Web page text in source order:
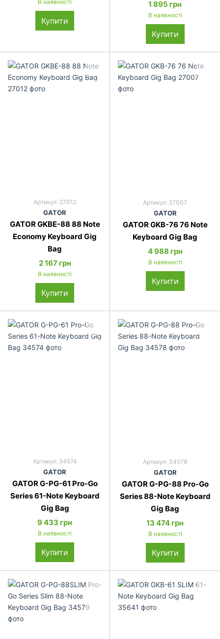
В наявності
Купити
1 895 грн
В наявності
Купити
Артикул: 27012
GATOR
GATOR GKBE-88 88 Note
Economy Keyboard Gig
Bag
2 167 грн
В наявності
Купити
Артикул: 27007
GATOR
GATOR GKB-76 76 Note
Keyboard Gig Bag
4 988 грн
В наявності
Купити
Артикул: 34574
GATOR
GATOR G-PG-61 Pro-Go
Series 61-Note Keyboard
Gig Bag
9 433 грн
В наявності
Купити
Артикул: 34578
GATOR
GATOR G-PG-88 Pro-Go
Series 88-Note Keyboard
Gig Bag
13 474 грн
В наявності
Купити